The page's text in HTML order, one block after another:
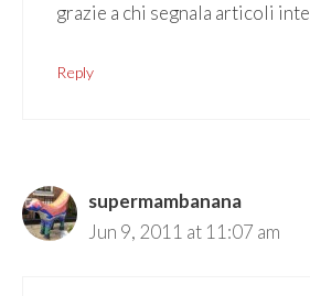
grazie a chi segnala articoli
Reply
supermambanana
Jun 9, 2011 at 11:07 am